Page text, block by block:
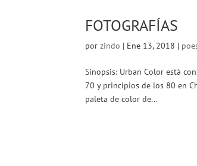
FOTOGRAFÍAS
por zindo | Ene 13, 2018 |
Sinopsis: Urban Color está
70 y principios de los 80 en
paleta de color de...